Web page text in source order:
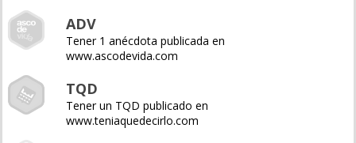
ADV
Tener 1 anécdota publicada en
www.ascodevida.com
TQD
Tener un TQD publicado en
www.teniaquedecirlo.com